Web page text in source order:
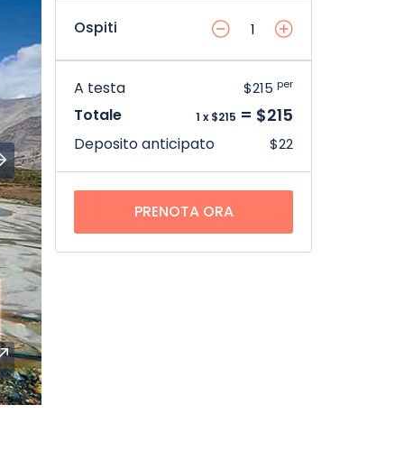
Ospiti
A testa $215 per
Totale 1 x $215 = $215
Deposito anticipato $22
PRENOTA ORA